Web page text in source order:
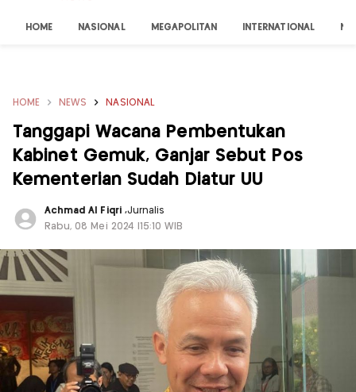
HOME NASIONAL MEGAPOLITAN INTERNATIONAL
HOME NEWS NASIONAL
Tanggapi Wacana Pembentukan
Kabinet Gemuk, Ganjar Sebut Pos
Kementerian Sudah Diatur UU
Achmad Al Fiqri ,Jurnalis
Rabu, 08 Mei 2024 |15:10 WIB